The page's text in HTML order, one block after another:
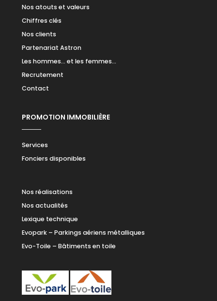
Nos atouts et valeurs
Chiffres clés
Nos clients
Partenariat Astron
Les hommes… et les femmes…
Recrutement
Contact
PROMOTION IMMOBILIÈRE
Services
Fonciers disponibles
Nos réalisations
Nos actualités
Lexique technique
Evopark – Parkings aériens métalliques
Evo-Toile – Bâtiments en toile